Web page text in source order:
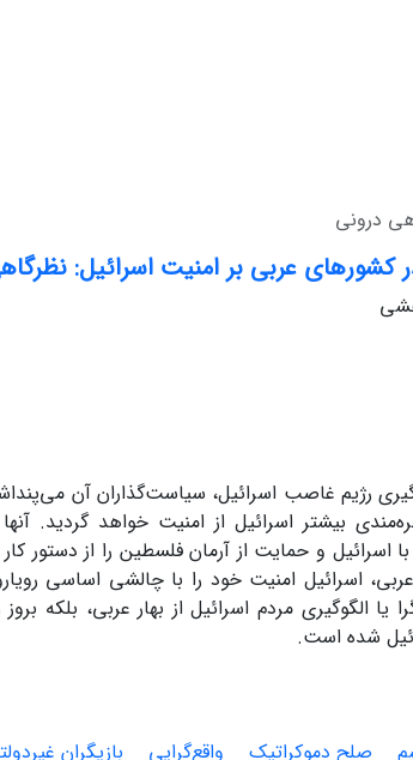
درونی
در کشورهای عربی بر امنیت اسرائیل:
غاصب اسرائیل، سیاست‌گذاران آن
بیشتر اسرائیل از امنیت خواهد گردید.
اسرائیل و حمایت از آرمان فلسطین را از دستور
عربی، اسرائیل امنیت خود را با چالشی اساسی
یا الگوگیری مردم اسرائیل از بهار عربی،
شده است.
صلح دموکراتیک واقع‌گرایی بازیگران